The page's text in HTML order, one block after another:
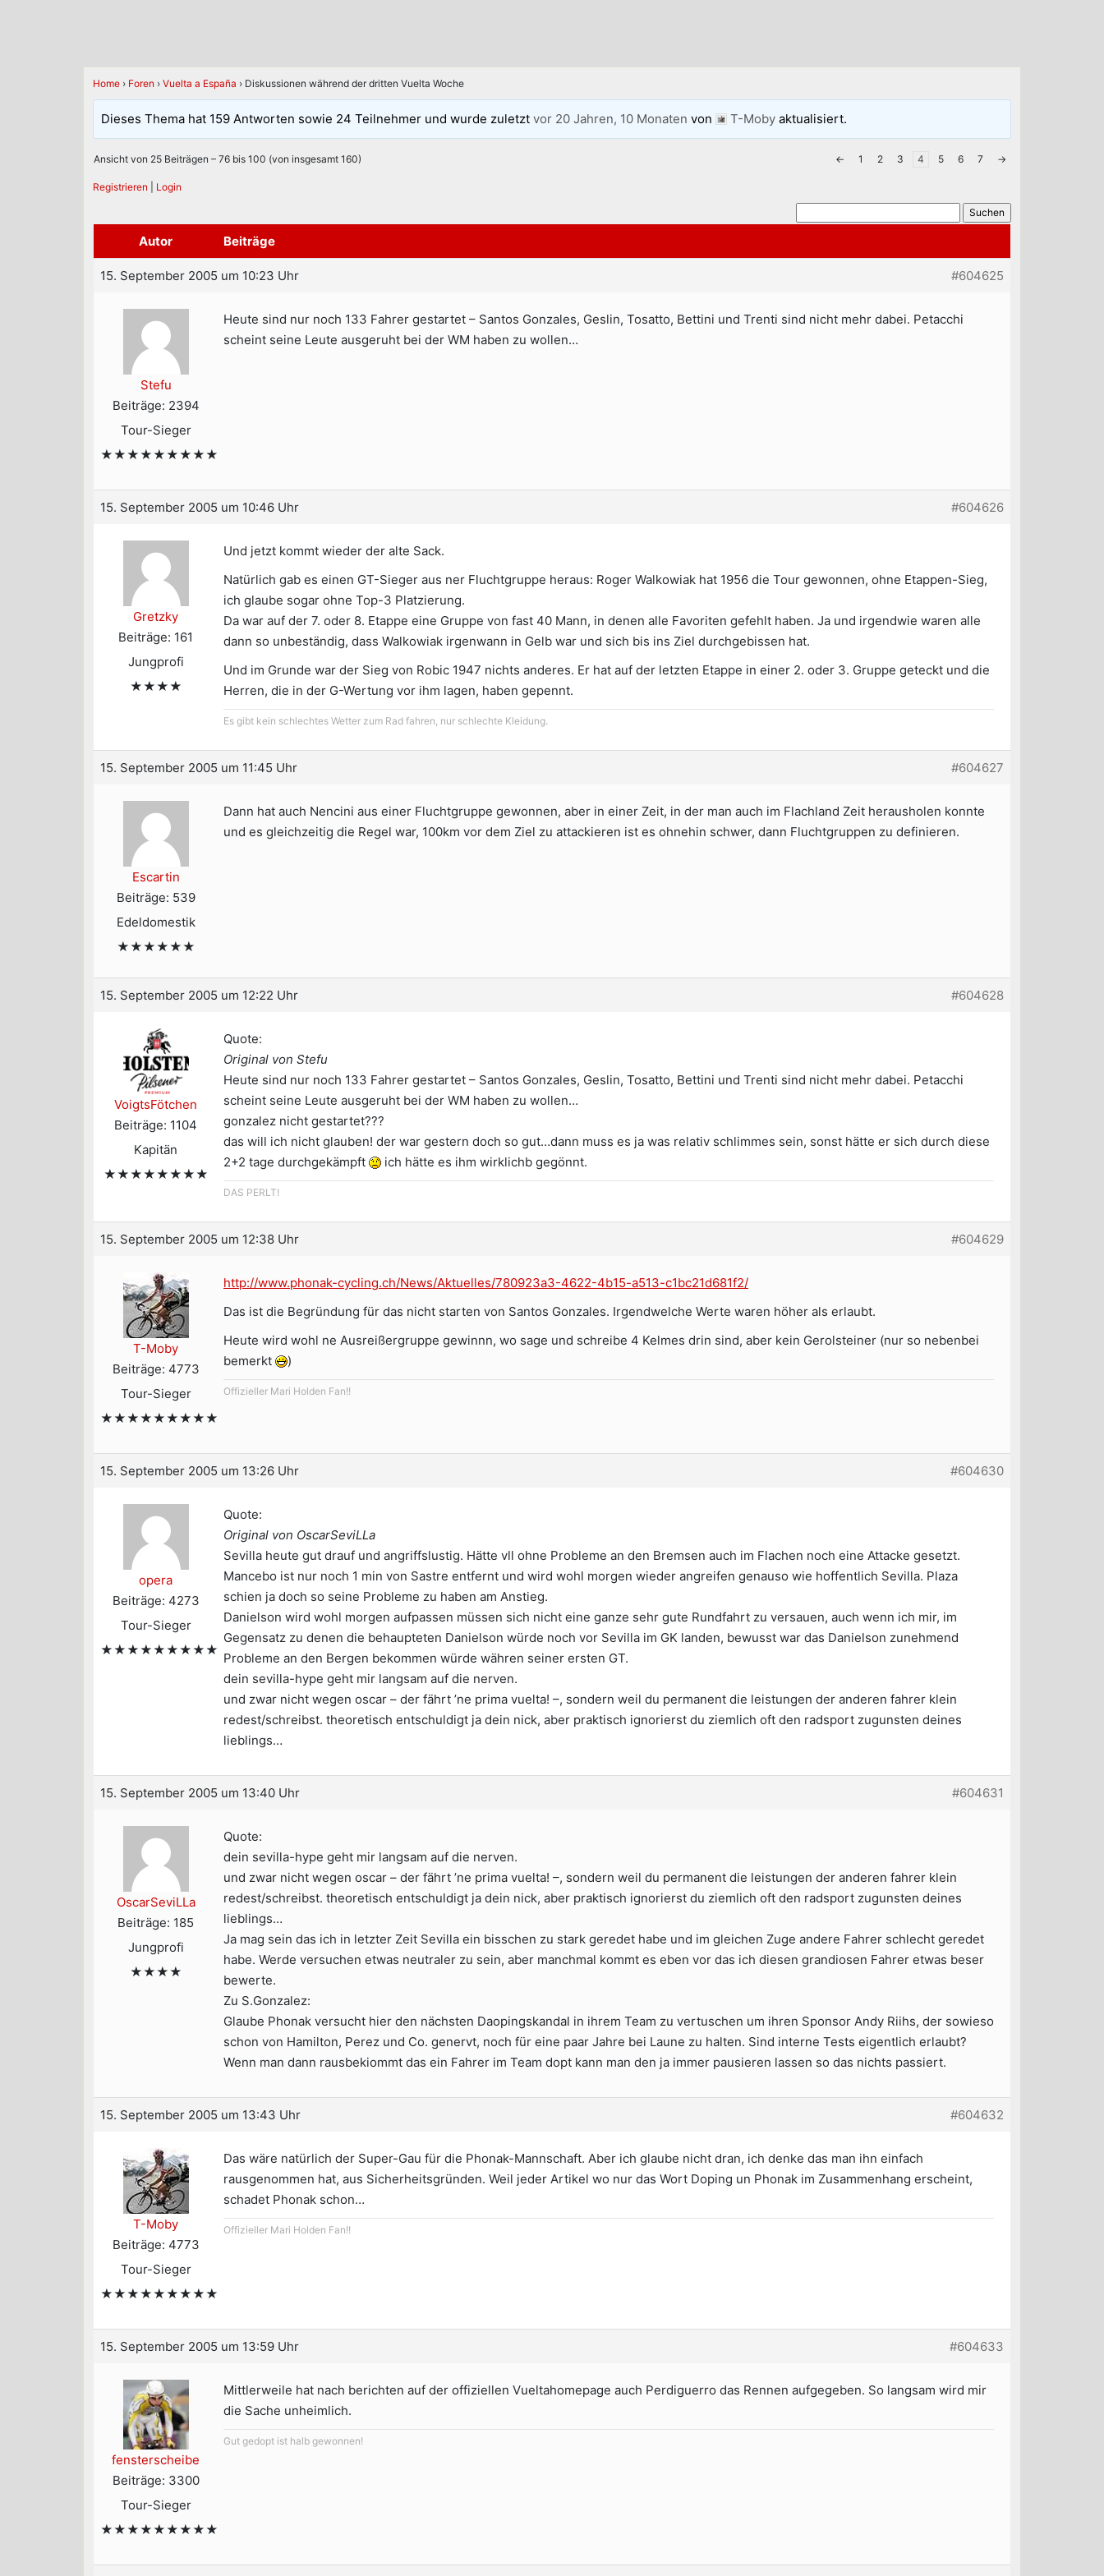
Home › Foren › Vuelta a España › Diskussionen während der dritten Vuelta Woche
Dieses Thema hat 159 Antworten sowie 24 Teilnehmer und wurde zuletztvor 20 Jahren, 10 Monaten von T-Moby aktualisiert.
Ansicht von 25 Beiträgen – 76 bis 100 (von insgesamt 160) ← 1 2 3 4 5 6 7 →
Registrieren Login
Autor Beiträge
15. September 2005 um 10:23 Uhr #604625
Stefu
Beiträge: 2394
Tour-Sieger
★★★★★★★★★
Heute sind nur noch 133 Fahrer gestartet – Santos Gonzales, Geslin, Tosatto, Bettini und Trenti sind nicht mehr dabei. Petacchi
scheint seine Leute ausgeruht bei der WM haben zu wollen…
15. September 2005 um 10:46 Uhr #604626
Gretzky
Beiträge: 161
Jungprofi
★★★★
Und jetzt kommt wieder der alte Sack.
Natürlich gab es einen GT-Sieger aus ner Fluchtgruppe heraus: Roger Walkowiak hat 1956 die Tour gewonnen, ohne Etappen-Sieg,
ich glaube sogar ohne Top-3 Platzierung.
Da war auf der 7. oder 8. Etappe eine Gruppe von fast 40 Mann, in denen alle Favoriten gefehlt haben. Ja und irgendwie waren alle
dann so unbeständig, dass Walkowiak irgenwann in Gelb war und sich bis ins Ziel durchgebissen hat.
Und im Grunde war der Sieg von Robic 1947 nichts anderes. Er hat auf der letzten Etappe in einer 2. oder 3. Gruppe geteckt und die
Herren, die in der G-Wertung vor ihm lagen, haben gepennt.
Es gibt kein schlechtes Wetter zum Rad fahren, nur schlechte Kleidung.
15. September 2005 um 11:45 Uhr #604627
Escartin
Beiträge: 539
Edeldomestik
★★★★★★
Dann hat auch Nencini aus einer Fluchtgruppe gewonnen, aber in einer Zeit, in der man auch im Flachland Zeit herausholen konnte
und es gleichzeitig die Regel war, 100km vor dem Ziel zu attackieren ist es ohnehin schwer, dann Fluchtgruppen zu definieren.
15. September 2005 um 12:22 Uhr #604628
VoigtsFötchen
Beiträge: 1104
Kapitän
★★★★★★★★
Quote:
Original von Stefu
Heute sind nur noch 133 Fahrer gestartet – Santos Gonzales, Geslin, Tosatto, Bettini und Trenti sind nicht mehr dabei. Petacchi
scheint seine Leute ausgeruht bei der WM haben zu wollen…
gonzalez nicht gestartet???
das will ich nicht glauben! der war gestern doch so gut…dann muss es ja was relativ schlimmes sein, sonst hätte er sich durch diese
2+2 tage durchgekämpft
ich hätte es ihm wirklichb gegönnt.
DAS PERLT!
15. September 2005 um 12:38 Uhr #604629
T-Moby
Beiträge: 4773
Tour-Sieger
★★★★★★★★★
http://www.phonak-cycling.ch/News/Aktuelles/780923a3-4622-4b15-a513-c1bc21d681f2/
Das ist die Begründung für das nicht starten von Santos Gonzales. Irgendwelche Werte waren höher als erlaubt.
Heute wird wohl ne Ausreißergruppe gewinnn, wo sage und schreibe 4 Kelmes drin sind, aber kein Gerolsteiner (nur so nebenbei
bemerkt
)
Offizieller Mari Holden Fan!!
15. September 2005 um 13:26 Uhr #604630
opera
Beiträge: 4273
Tour-Sieger
★★★★★★★★★
Quote:
Original von OscarSeviLLa
Sevilla heute gut drauf und angriffslustig. Hätte vll ohne Probleme an den Bremsen auch im Flachen noch eine Attacke gesetzt.
Mancebo ist nur noch 1 min von Sastre entfernt und wird wohl morgen wieder angreifen genauso wie hoffentlich Sevilla. Plaza
schien ja doch so seine Probleme zu haben am Anstieg.
Danielson wird wohl morgen aufpassen müssen sich nicht eine ganze sehr gute Rundfahrt zu versauen, auch wenn ich mir, im
Gegensatz zu denen die behaupteten Danielson würde noch vor Sevilla im GK landen, bewusst war das Danielson zunehmend
Probleme an den Bergen bekommen würde währen seiner ersten GT.
dein sevilla-hype geht mir langsam auf die nerven.
und zwar nicht wegen oscar – der fährt ’ne prima vuelta! –, sondern weil du permanent die leistungen der anderen fahrer klein
redest/schreibst. theoretisch entschuldigt ja dein nick, aber praktisch ignorierst du ziemlich oft den radsport zugunsten deines
lieblings…
15. September 2005 um 13:40 Uhr #604631
OscarSeviLLa
Beiträge: 185
Jungprofi
★★★★
Quote:
dein sevilla-hype geht mir langsam auf die nerven.
und zwar nicht wegen oscar – der fährt ’ne prima vuelta! –, sondern weil du permanent die leistungen der anderen fahrer klein
redest/schreibst. theoretisch entschuldigt ja dein nick, aber praktisch ignorierst du ziemlich oft den radsport zugunsten deines
lieblings…
Ja mag sein das ich in letzter Zeit Sevilla ein bisschen zu stark geredet habe und im gleichen Zuge andere Fahrer schlecht geredet
habe. Werde versuchen etwas neutraler zu sein, aber manchmal kommt es eben vor das ich diesen grandiosen Fahrer etwas beser
bewerte.
Zu S.Gonzalez:
Glaube Phonak versucht hier den nächsten Daopingskandal in ihrem Team zu vertuschen um ihren Sponsor Andy Riihs, der sowieso
schon von Hamilton, Perez und Co. genervt, noch für eine paar Jahre bei Laune zu halten. Sind interne Tests eigentlich erlaubt?
Wenn man dann rausbekiommt das ein Fahrer im Team dopt kann man den ja immer pausieren lassen so das nichts passiert.
15. September 2005 um 13:43 Uhr #604632
T-Moby
Beiträge: 4773
Tour-Sieger
★★★★★★★★★
Das wäre natürlich der Super-Gau für die Phonak-Mannschaft. Aber ich glaube nicht dran, ich denke das man ihn einfach
rausgenommen hat, aus Sicherheitsgründen. Weil jeder Artikel wo nur das Wort Doping un Phonak im Zusammenhang erscheint,
schadet Phonak schon…
Offizieller Mari Holden Fan!!
15. September 2005 um 13:59 Uhr #604633
fensterscheibe
Beiträge: 3300
Tour-Sieger
★★★★★★★★★
Mittlerweile hat nach berichten auf der offiziellen Vueltahomepage auch Perdiguerro das Rennen aufgegeben. So langsam wird mir
die Sache unheimlich.
Gut gedopt ist halb gewonnen!